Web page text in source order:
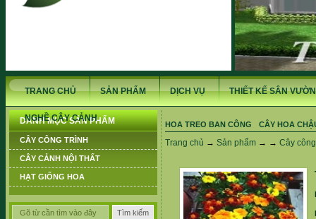
TRANG CHỦ SẢN PHẨM DỊCH VỤ THIẾT KẾ SÂN VƯỜN
NGHỀ CÂY CẢNH
DANH MỤC SẢN PHẨM
CÂY CÔNG TRÌNH
CÂY CẢNH NỘI THẤT
HẠT GIỐNG HOA
HOA TREO BAN CÔNG CÂY HOA
Trang chủ → Sản phẩm → → Cây